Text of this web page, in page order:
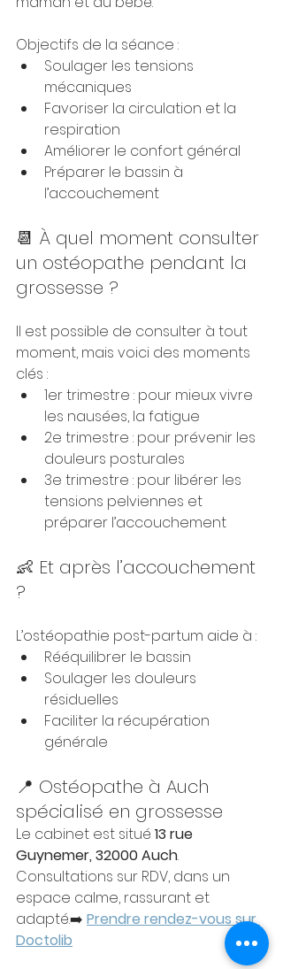
Objectifs de la séance :
Soulager les tensions
mécaniques
Favoriser la circulation et la
respiration
Améliorer le confort général
Préparer le bassin à
l’accouchement
📆 À quel moment consulter
un ostéopathe pendant la
grossesse ?
Il est possible de consulter à tout
moment, mais voici des moments
clés :
1er trimestre : pour mieux vivre
les nausées, la fatigue
2e trimestre : pour prévenir les
douleurs posturales
3e trimestre : pour libérer les
tensions pelviennes et
préparer l’accouchement
👶 Et après l’accouchement
?
L’ostéopathie post-partum aide à :
Rééquilibrer le bassin
Soulager les douleurs
résiduelles
Faciliter la récupération
générale
📍 Ostéopathe à Auch
spécialisé en grossesse
Le cabinet est situé 13 rue
Guynemer, 32000 Auch.
Consultations sur RDV, dans un
espace calme, rassurant et
adapté.➡️ Prendre rendez-vous sur
Doctolib